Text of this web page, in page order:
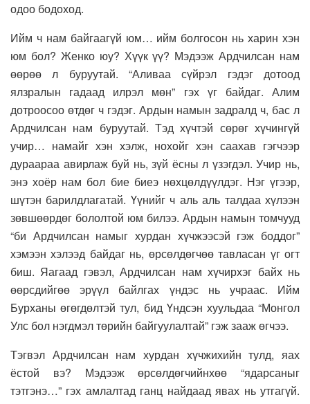
одоо бодоход.
Ийм ч нам байгаагүй юм… ийм болгосон нь харин хэн
юм бол? Женко юу? Хүүк үү? Мэдээж Ардчилсан нам
өөрөө л буруутай. “Аливаа сүйрэл гэдэг дотоод
ялзралын гадаад илрэл мөн” гэх үг байдаг. Алим
дотроосоо өтдөг ч гэдэг. Ардын намын задралд ч, бас л
Ардчилсан нам буруутай. Тэд хүчтэй сөрөг хүчингүй
учир… намайг хэн хэлж, нохойг хэн саахав гэгчээр
дураараа авирлаж буй нь, зүй ёсны л үзэгдэл. Учир нь,
энэ хоёр нам бол бие биеэ нөхцөлдүүлдэг. Нэг үгээр,
шүтэн барилдлагатай. Үүнийг ч аль аль талдаа хүлээн
зөвшөөрдөг бололтой юм билээ. Ардын намын томчууд
“би Ардчилсан намыг хурдан хүчжээсэй гэж боддог”
хэмээн хэлээд байдаг нь, өрсөлдөгчөө тавласан үг огт
биш. Яагаад гэвэл, Ардчилсан нам хүчирхэг байх нь
өөрсдийгөө эрүүл байлгах үндэс нь учраас. Ийм
Бурханы өгөгдөлтэй тул, бид Үндсэн хуульдаа “Монгол
Улс бол нэгдмэл төрийн байгуулалтай” гэж зааж өгчээ.
Тэгвэл Ардчилсан нам хурдан хүчжихийн тулд, яах
ёстой вэ? Мэдээж өрсөлдөгчийнхөө “ядарсаныг
тэтгэнэ…” гэх амлалтад ганц найдаад явах нь утгагүй.